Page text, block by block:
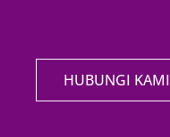
HUBUNGI KAMI